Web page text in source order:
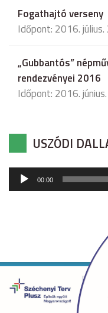
Fogathajtó verseny
Időpont: 2016. július.
„Gubbantós”
rendezvényei 2016
Időpont: 2016.
USZÓDI
Audió
lejátszó
00:00
Copyright © 2026